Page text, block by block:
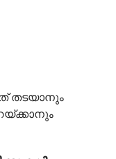
തടയാനും